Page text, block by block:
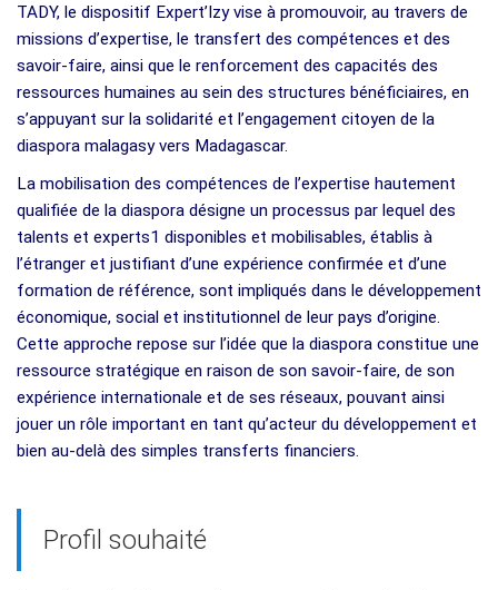
TADY, le dispositif Expert’Izy vise à promouvoir, au travers de
missions d’expertise, le transfert des compétences et des
savoir-faire, ainsi que le renforcement des capacités des
ressources humaines au sein des structures bénéficiaires, en
s’appuyant sur la solidarité et l’engagement citoyen de la
diaspora malagasy vers Madagascar.
La mobilisation des compétences de l’expertise hautement
qualifiée de la diaspora désigne un processus par lequel des
talents et experts1 disponibles et mobilisables, établis à
l’étranger et justifiant d’une expérience confirmée et d’une
formation de référence, sont impliqués dans le développement
économique, social et institutionnel de leur pays d’origine.
Cette approche repose sur l’idée que la diaspora constitue une
ressource stratégique en raison de son savoir-faire, de son
expérience internationale et de ses réseaux, pouvant ainsi
jouer un rôle important en tant qu’acteur du développement et
bien au-delà des simples transferts financiers.
Profil souhaité